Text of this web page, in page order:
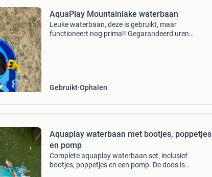
AquaPlay Mountainlake waterbaan
Leuke waterbaan, deze is gebruikt, maar
functioneert nog prima!! Gegarandeerd uren
Gebruikt Ophalen
Aquaplay waterbaan met bootjes, poppetjes
en pomp
Complete aquaplay waterbaan set, inclusief
bootjes, poppetjes en een pomp. De doos is